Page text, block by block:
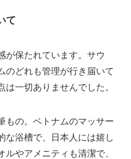
て
が保たれています。サウ
のどれも管理が行き届いて
は一切ありませんでした。
もの。ベトナムのマッサー
な浴槽で、日本人には嬉し
ルやアメニティも清潔で、